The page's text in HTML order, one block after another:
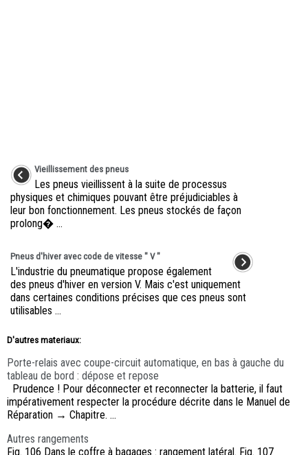
Vieillissement des pneus
Les pneus vieillissent à la suite de processus
physiques et chimiques pouvant être préjudiciables à
leur bon fonctionnement. Les pneus stockés de façon
prolong� ...
Pneus d'hiver avec code de vitesse " V "
L'industrie du pneumatique propose également
des pneus d'hiver en version V. Mais c'est uniquement
dans certaines conditions précises que ces pneus sont
utilisables ...
D'autres materiaux:
Porte-relais avec coupe-circuit automatique, en bas à gauche du
tableau de bord : dépose et repose
Prudence ! Pour déconnecter et reconnecter la batterie, il faut
impérativement respecter la procédure décrite dans le Manuel de
Réparation → Chapitre. ...
Autres rangements
Fig. 106 Dans le coffre à bagages : rangement latéral. Fig. 107